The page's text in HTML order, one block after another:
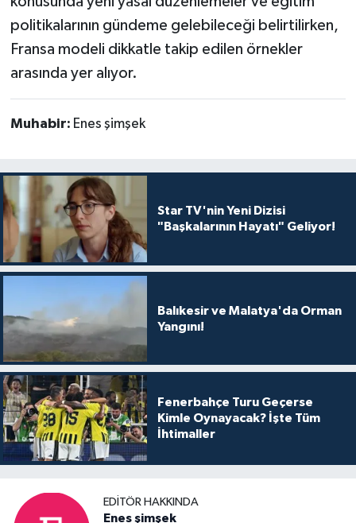
politikalarının gündeme gelebileceği belirtilirken,
Fransa modeli dikkatle takip edilen örnekler
arasında yer alıyor.
Muhabir: Enes şimşek
Star TV'nin Yeni Dizisi
"Başkalarının Hayatı" Geliyor!
Balıkesir ve Malatya'da Orman
Yangını!
Fenerbahçe Turu Geçerse
Kimle Oynayacak? İşte Tüm
İhtimaller
EDITÖR HAKKINDA
Enes şimşek